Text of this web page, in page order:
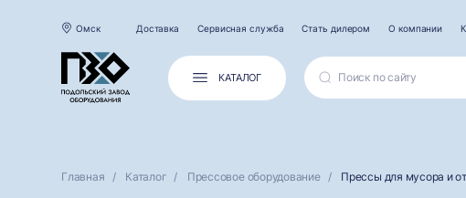
Омск Доставка Сервисная служба Стать дилером О компании
КАТАЛОГ
Главная Каталог Прессовое оборудование Прессы для мусора и